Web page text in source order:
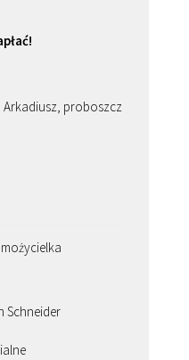
Arkadiusz, proboszcz
Schneider